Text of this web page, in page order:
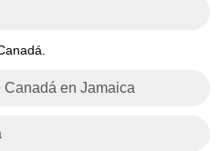
en Jamaica